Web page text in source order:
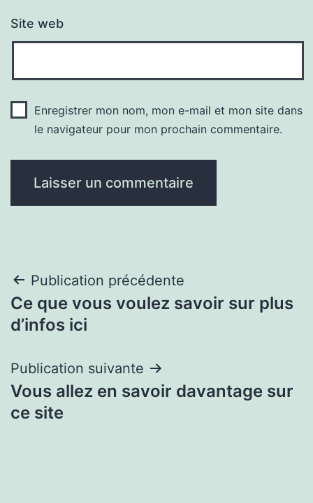
Site web
Enregistrer mon nom, mon e-mail et mon site dans
le navigateur pour mon prochain commentaire.
Navigation
de
Publication précédente
Ce que vous voulez savoir sur plus
d’infos ici
Publication suivante
Vous allez en savoir davantage sur
ce site